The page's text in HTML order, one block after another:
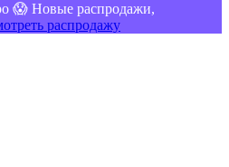
😱 Новые распродажи,
распродажу